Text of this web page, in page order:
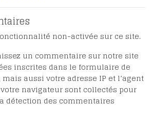
non-activée sur ce site.
un commentaire sur notre site
inscrites dans le formulaire de
aussi votre adresse IP et l’agent
navigateur sont collectés pour
détection des commentaires